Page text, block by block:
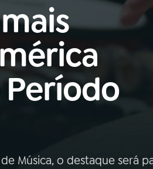
AO VIVO
Música, o destaque será